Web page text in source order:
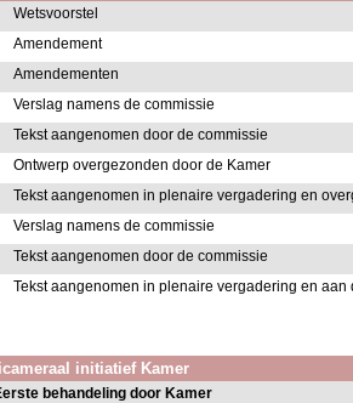
Wetsvoorstel
Amendement
Amendementen
Verslag namens de commissie
Tekst aangenomen door de commissie
Ontwerp overgezonden door de Kamer
Tekst aangenomen in plenaire vergadering en
Verslag namens de commissie
Tekst aangenomen door de commissie
Tekst aangenomen in plenaire vergadering en
initiatief Kamer
behandeling door Kamer